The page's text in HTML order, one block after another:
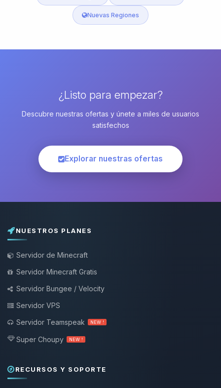
Nuevas Regiones
¿Listo para empezar?
Descubre nuestras ofertas y únete a miles de usuarios
satisfechos
Explorar nuestras ofertas
NUESTROS PLANES
Servidor de Minecraft
Servidor Minecraft Gratis
Servidor Bungee / Velocity
Servidor VPS
Servidor Teamspeak
NEW !
Super Choupy NEW !
RECURSOS Y SOPORTE